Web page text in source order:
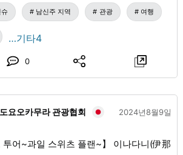
세웠다. 나는 이 비면에 그 이유를 쓰고,
하고 동료끼리 서로 양보하며 평화롭게
를 기원한다.'라고 되어 있다. 이렇게
근방 여러 마을에서 의뢰되어 건립된 것
다.
남신주 지역 관광 여행
…기타4
0
요오카무라 관광협회 2024년8월9일
과일 스위츠 플랜~】 이나다니(伊那